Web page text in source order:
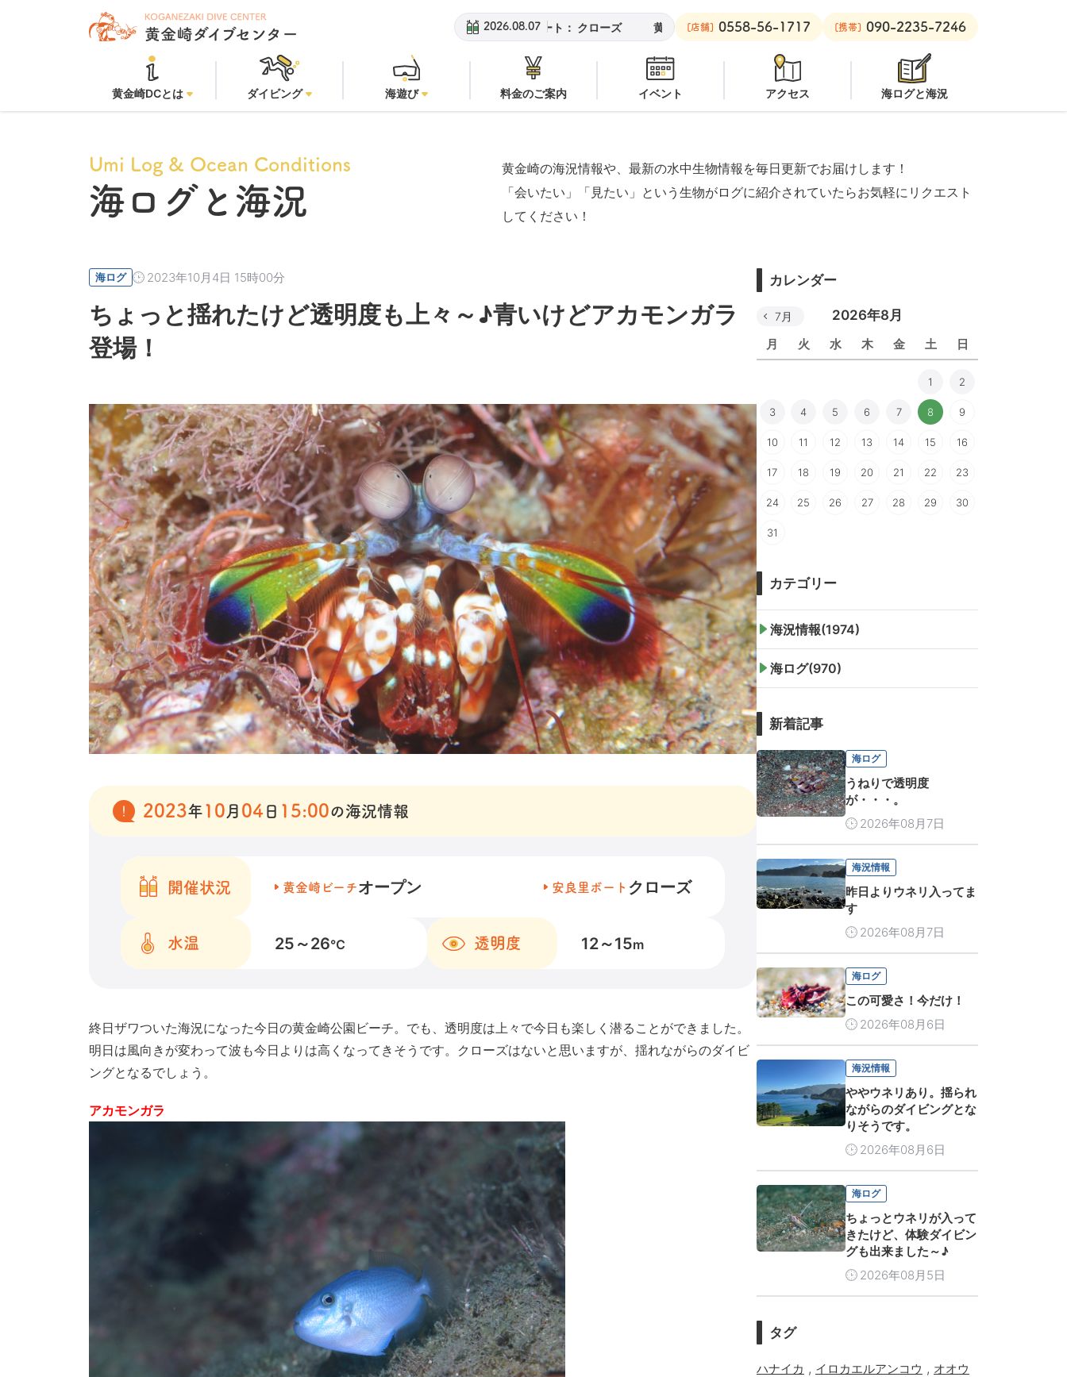
2026.08.07
安良里ボート：クローズ 黄金崎ビーチ：潜水注意 安良里ボート： クローズ
[店舗] 0558-56-1717 [携帯] 090-2235-7246
黄金崎DCとは ダイビング 海遊び 料金のご案内 イベント アクセス 海ログと海況
Umi Log & Ocean Conditions
海ログと海況
黄金崎の海況情報や、最新の水中生物情報を毎日更新でお届けします！
「会いたい」「見たい」という生物がログに紹介されていたらお気軽にリクエスト
してください！
海ログ 2023年10月4日 15時00分
ちょっと揺れたけど透明度も上々～♪青いけどアカモンガラ
登場！
2023年 10 月 04 日 15:00の海況情報
開催状況 黄金崎ビーチオープン 安良里ボート クローズ
水温 25～26℃ 透明度 12～15m
終日ザワついた海況になった今日の黄金崎公園ビーチ。でも、透明度は上々で今日も楽しく潜ることができました。
明日は風向きが変わって波も今日よりは高くなってきそうです。クローズはないと思いますが、揺れながらのダイビ
ングとなるでしょう。
アカモンガラ
カレンダー
2026年8月
月 火 水 木 金 土 日
7月
1 2
3 4 5 6 7 8 9
10 11 12 13 14 15 16
17 18 19 20 21 22 23
24 25 26 27 28 29 30
31
カテゴリー
海況情報(1974)
海ログ(970)
新着記事
海ログ
うねりで透明度
が・・・。
2026年08月7日
海況情報
昨日よりウネリ入ってま
す
2026年08月7日
海ログ
この可愛さ！今だけ！
2026年08月6日
海況情報
ややウネリあり。揺られ
ながらのダイビングとな
りそうです。
2026年08月6日
海ログ
ちょっとウネリが入って
きたけど、体験ダイビン
グも出来ました～♪
2026年08月5日
タグ
ハナイカ , イロカエルアンコウ , オオウ